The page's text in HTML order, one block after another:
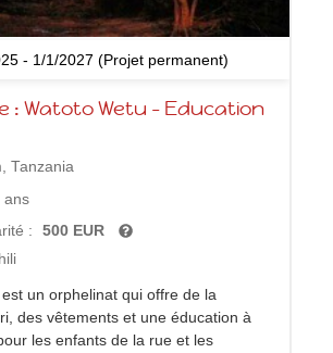
- 1/1/2027 (Projet permanent)
Tanzania
ans
:
500 EUR
un orphelinat qui offre de la
des vêtements et une éducation à
les enfants de la rue et les